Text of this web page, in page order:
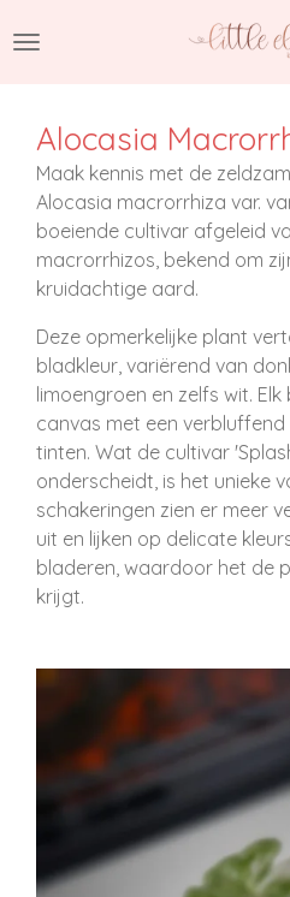
direct
hoofdinhoud
Alocasia
Maak kennis met de
Alocasia macrorrhiza var.
boeiende cultivar afgeleid
macrorrhizos, bekend om
kruidachtige aard.
Deze opmerkelijke plant
bladkleur, variërend van
limoengroen en zelfs wit. Elk
canvas met een
tinten. Wat de cultivar
onderscheidt, is het unieke
schakeringen zien er meer
uit en lijken op delicate
bladeren, waardoor het de
krijgt.